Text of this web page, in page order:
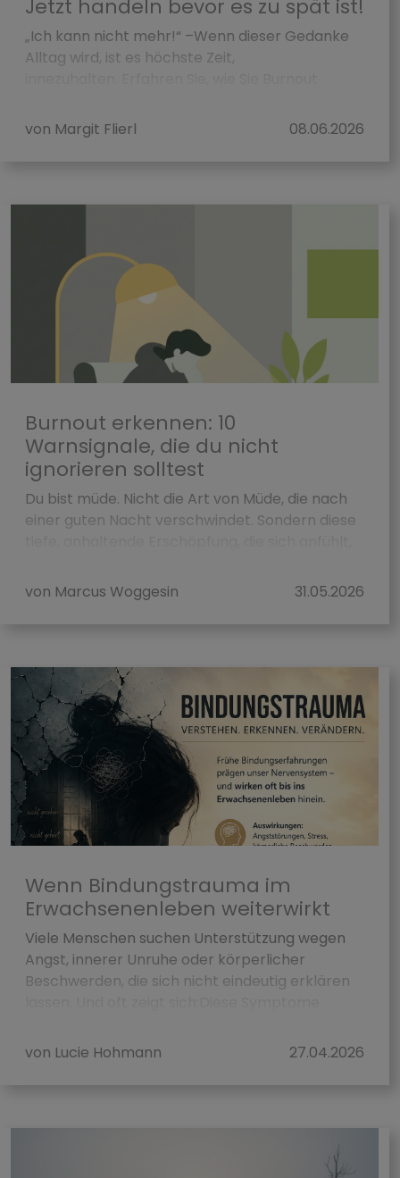
Jetzt handeln bevor es zu spät ist!
„Ich kann nicht mehr!“ –Wenn dieser Gedanke
Alltag wird, ist es höchste Zeit,
von Margit Flierl
08.06.2026
Burnout erkennen: 10
Warnsignale, die du nicht
ignorieren solltest
Du bist müde. Nicht die Art von Müde, die nach
einer guten Nacht verschwindet. Sondern diese
von Marcus Woggesin
31.05.2026
Wenn Bindungstrauma im
Erwachsenenleben weiterwirkt
Viele Menschen suchen Unterstützung wegen
Angst, innerer Unruhe oder körperlicher
Beschwerden, die sich nicht eindeutig erklären
von Lucie Hohmann
27.04.2026